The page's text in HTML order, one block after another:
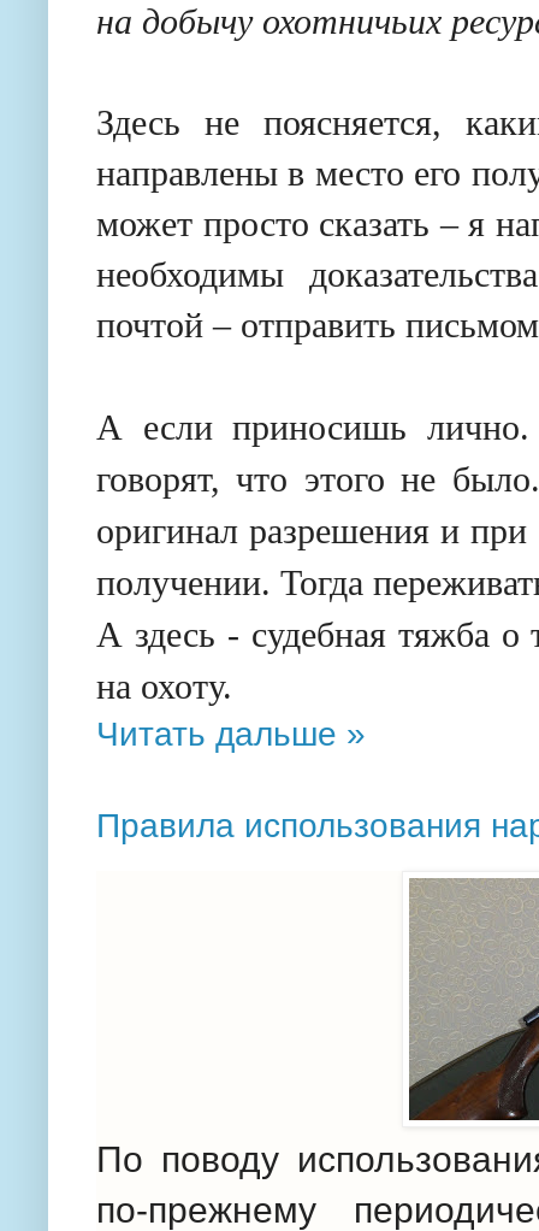
на добычу охотничьих
Здесь не поясняется,
направлены в место его
может просто сказать – я
необходимы
почтой – отправить
А если приносишь лично.
говорят, что этого не
оригинал разрешения и при
получении. Тогда
А здесь - судебная тяжба о
на охоту.
Читать дальше »
Правила использования
По поводу
по-прежнему